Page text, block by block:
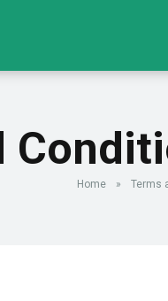
Home » Terms